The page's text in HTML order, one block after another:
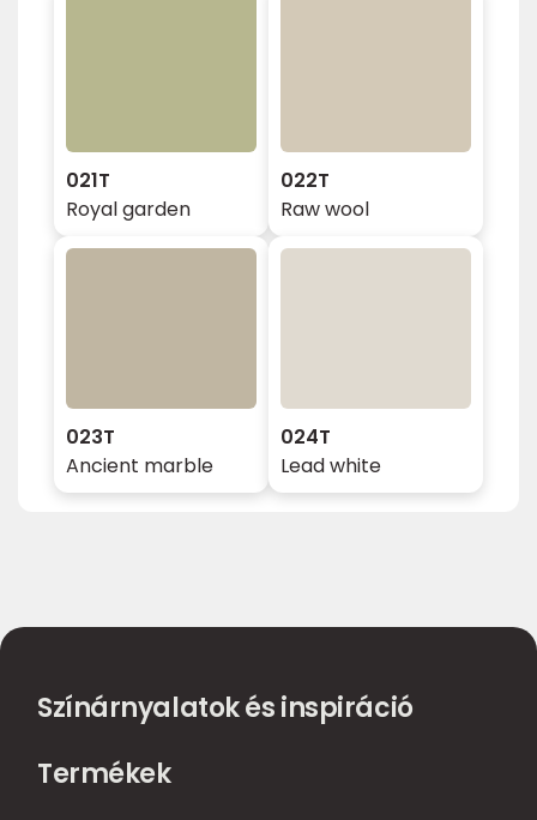
021T
Royal garden
022T
Raw wool
023T
Ancient marble
024T
Lead white
Színárnyalatok és inspiráció
Termékek